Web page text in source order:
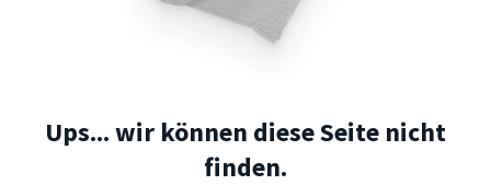
Ups... wir können diese Seite nicht
finden.